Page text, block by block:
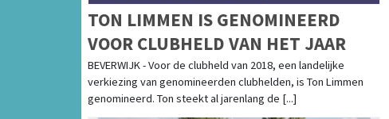
TON LIMMEN IS GENOMINEERD
VOOR CLUBHELD VAN HET JAAR
BEVERWIJK - Voor de clubheld van 2018, een landelijke
verkiezing van genomineerden clubhelden, is Ton Limmen
genomineerd. Ton steekt al jarenlang de [...]